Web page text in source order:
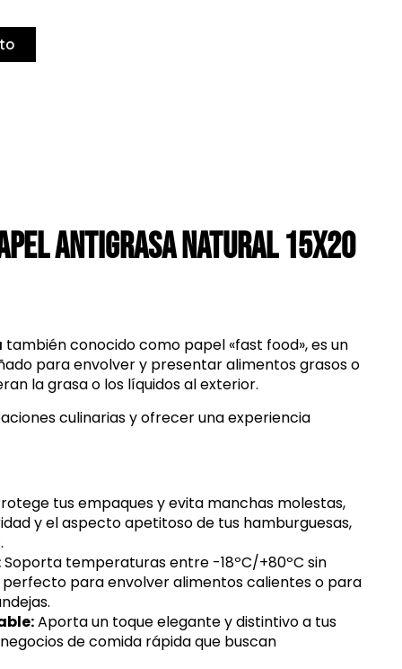
ANTIGRASA NATURAL 15X20
también conocido como papel «fast food», es un
para envolver y presentar alimentos grasos o
la grasa o los líquidos al exterior.
culinarias y ofrecer una experiencia
tus empaques y evita manchas molestas,
y el aspecto apetitoso de tus hamburguesas,
Soporta temperaturas entre -18ºC/+80ºC sin
para envolver alimentos calientes o para
Aporta un toque elegante y distintivo a tus
de comida rápida que buscan